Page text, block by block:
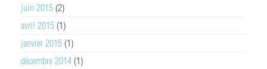
juin 2015 (2)
avril 2015 (1)
janvier 2015 (1)
décembre 2014 (1)